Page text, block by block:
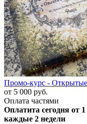
Промо-курс -
от 5 000 руб.
Оплата частями
Оплатита сегодня от 1
каждые 2 недели